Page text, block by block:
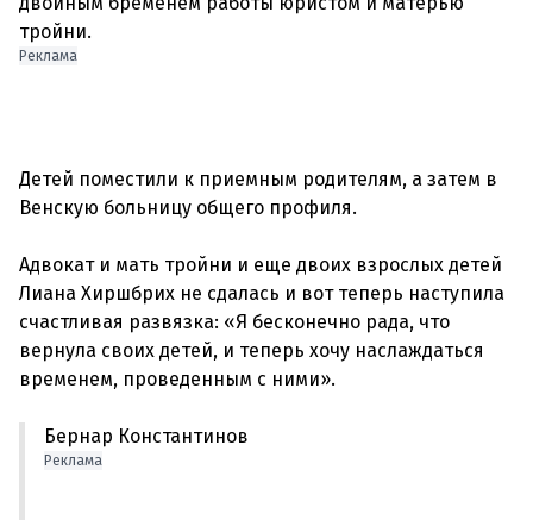
Реклама
Детей поместили к приемным родителям, а затем в
Венскую больницу общего профиля.
Адвокат и мать тройни и еще двоих взрослых детей
Лиана Хиршбрих не сдалась и вот теперь наступила
счастливая развязка: «Я бесконечно рада, что
вернула своих детей, и теперь хочу наслаждаться
Бернар Константинов
Реклама